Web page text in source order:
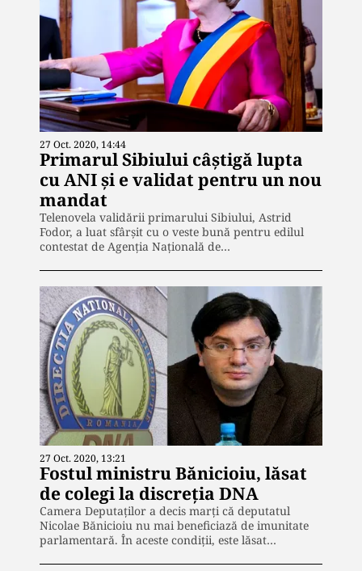
27 Oct. 2020, 14:44
Primarul Sibiului câștigă lupta
cu ANI și e validat pentru un nou
mandat
Telenovela validării primarului Sibiului, Astrid
Fodor, a luat sfârșit cu o veste bună pentru edilul
contestat de Agenția Națională de…
27 Oct. 2020, 13:21
Fostul ministru Bănicioiu, lăsat
de colegi la discreția DNA
Camera Deputaților a decis marți că deputatul
Nicolae Bănicioiu nu mai beneficiază de imunitate
parlamentară. În aceste condiții, este lăsat…